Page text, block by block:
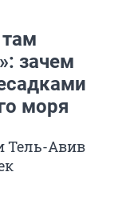
зачем
моря
Тель-Авив